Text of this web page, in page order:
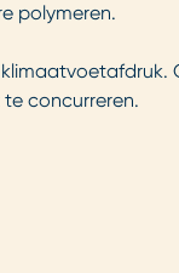
polymeren.
concurreren.